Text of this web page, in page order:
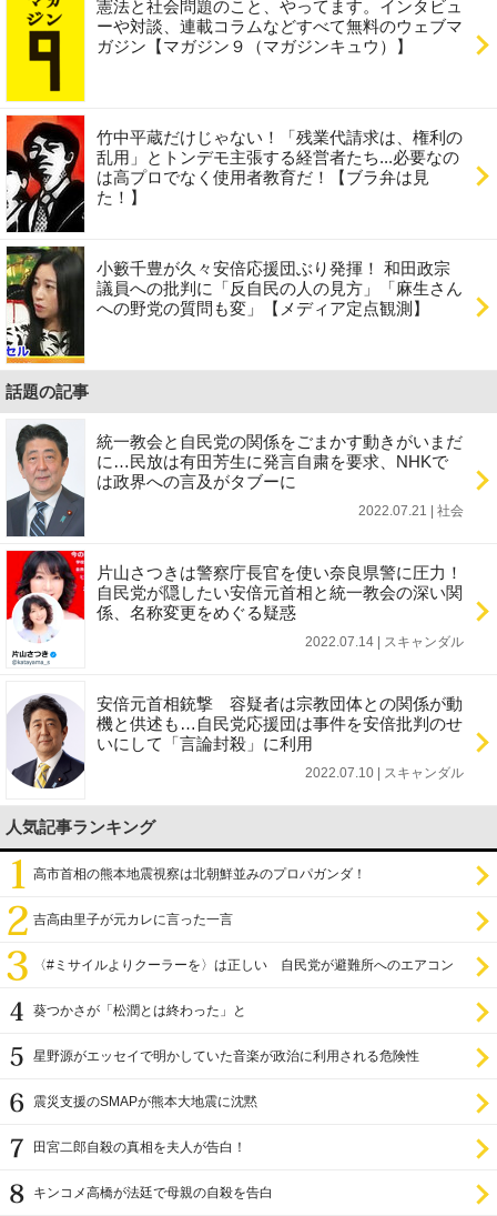
憲法と社会問題のこと、やってます。インタビュ
ーや対談、連載コラムなどすべて無料のウェブマ
ガジン【マガジン９（マガジンキュウ）】
竹中平蔵だけじゃない！「残業代請求は、権利の
乱用」とトンデモ主張する経営者たち...必要なの
は高プロでなく使用者教育だ！【ブラ弁は見
た！】
小籔千豊が久々安倍応援団ぶり発揮！ 和田政宗
議員への批判に「反自民の人の見方」「麻生さん
への野党の質問も変」【メディア定点観測】
話題の記事
統一教会と自民党の関係をごまかす動きがいまだ
に…民放は有田芳生に発言自粛を要求、NHKで
は政界への言及がタブーに
2022.07.21 | 社会
片山さつきは警察庁長官を使い奈良県警に圧力！
自民党が隠したい安倍元首相と統一教会の深い関
係、名称変更をめぐる疑惑
2022.07.14 | スキャンダル
安倍元首相銃撃 容疑者は宗教団体との関係が動
機と供述も…自民党応援団は事件を安倍批判のせ
いにして「言論封殺」に利用
2022.07.10 | スキャンダル
人気記事ランキング
高市首相の熊本地震視察は北朝鮮並みのプロパガンダ！
吉高由里子が元カレに言った一言
〈#ミサイルよりクーラーを〉は正しい 自民党が避難所へのエアコン
葵つかさが「松潤とは終わった」と
星野源がエッセイで明かしていた音楽が政治に利用される危険性
震災支援のSMAPが熊本大地震に沈黙
田宮二郎自殺の真相を夫人が告白！
キンコメ高橋が法廷で母親の自殺を告白